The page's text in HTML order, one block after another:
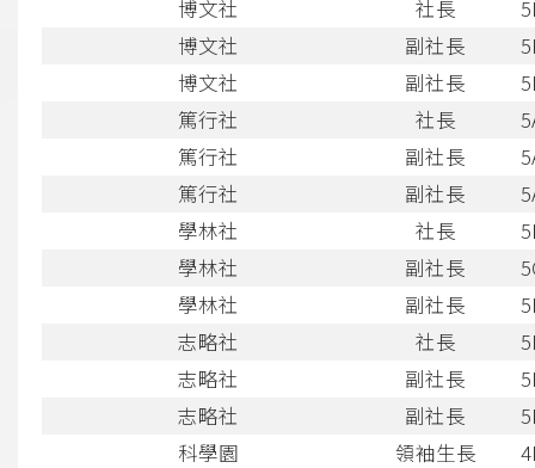
博文社 社長
博文社
副社長
博文社
副社長
篤行社
社長
篤行社
副社長
篤行社
副社長
學林社
社長
學林社
副社長
學林社
副社長
志略社
社長
志略社
副社長
志略社
副社長
科學園
領袖生長